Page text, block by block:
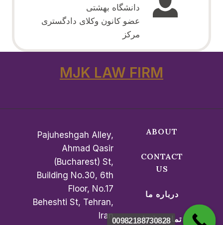
دانشگاه بهشتی
عضو کانون وکلای دادگستری
مرکز
MJK LAW FIRM
ABOUT
CONTACT
US
درباره ما
تماس با ما
Pajuheshgah Alley,
Ahmad Qasir
(Bucharest) St,
Building No.30, 6th
Floor, No.17
Beheshti St, Tehran,
Iran
00982188730828